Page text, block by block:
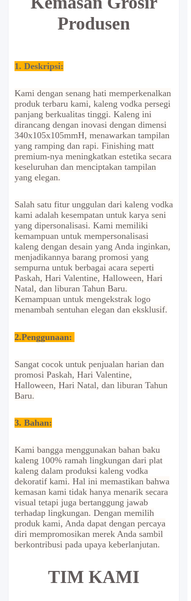
Produsen
1. Deskripsi:
Kami dengan senang hati memperkenalkan
produk terbaru kami, kaleng vodka persegi
panjang berkualitas tinggi. Kaleng ini
dirancang dengan inovasi dengan dimensi
340x105x105mmH, menawarkan tampilan
yang ramping dan rapi. Finishing matt
premium-nya meningkatkan estetika secara
keseluruhan dan menciptakan tampilan
yang elegan.
Salah satu fitur unggulan dari kaleng vodka
kami adalah kesempatan untuk karya seni
yang dipersonalisasi. Kami memiliki
kemampuan untuk mempersonalisasi
kaleng dengan desain yang Anda inginkan,
menjadikannya barang promosi yang
sempurna untuk berbagai acara seperti
Paskah, Hari Valentine, Halloween, Hari
Natal, dan liburan Tahun Baru.
Kemampuan untuk mengekstrak logo
menambah sentuhan elegan dan eksklusif.
2.Penggunaan:
Sangat cocok untuk penjualan harian dan
promosi Paskah, Hari Valentine,
Halloween, Hari Natal, dan liburan Tahun
Baru.
3. Bahan:
Kami bangga menggunakan bahan baku
kaleng 100% ramah lingkungan dari plat
kaleng dalam produksi kaleng vodka
dekoratif kami. Hal ini memastikan bahwa
kemasan kami tidak hanya menarik secara
visual tetapi juga bertanggung jawab
terhadap lingkungan. Dengan memilih
produk kami, Anda dapat dengan percaya
diri mempromosikan merek Anda sambil
berkontribusi pada upaya keberlanjutan.
TIM KAMI